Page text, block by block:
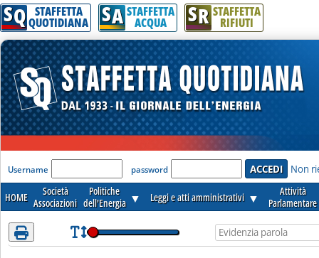
Attenzione! Esegui l'accesso per lèggere interamente la notizia.
SQ STAFFETTA
QUOTIDIANA SA STAFFETTA
ACQUA SR STAFFETTA
RIFIUTI
'Modulo Login per accedere'
Username password Non
HOME
Società
Associazioni
Politiche
dell'Energia ▼ Leggi e atti amministrativi ▼
Attività
Parlamentare